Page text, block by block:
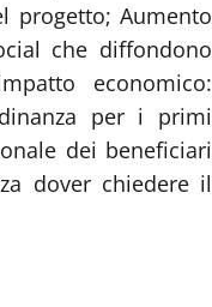
progetto; Aumento
che diffondono
economico:
per i primi
dei beneficiari
dover chiedere il